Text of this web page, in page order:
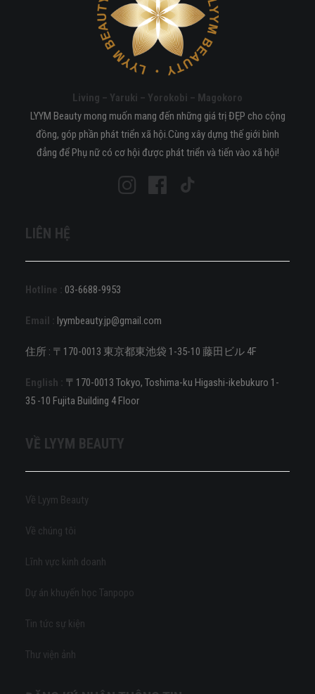
Living – Yaruki – Yorokobi – Magokoro
LYYM Beauty mong muốn mang đến những giá trị ĐẸP cho cộng
đồng, góp phần phát triển xã hội.Cùng xây dựng thế giới bình
đẳng để Phụ nữ có cơ hội được phát triển và tiến vào xã hội!
LIÊN HỆ
Hotline : 03-6688-9953
Email : lyymbeauty.jp@gmail.com
住所 : 〒170-0013 東京都東池袋 1-35-10 藤田ビル 4F
English :
〒170-0013 Tokyo, Toshima-ku Higashi-ikebukuro 1-
35 -10 Fujita Building 4 Floor
VỀ LYYM BEAUTY
Về Lyym Beauty
Về chúng tôi
Lĩnh vực kinh doanh
Dự án khuyến học Tanpopo
Tin tức sự kiện
Thư viện ảnh